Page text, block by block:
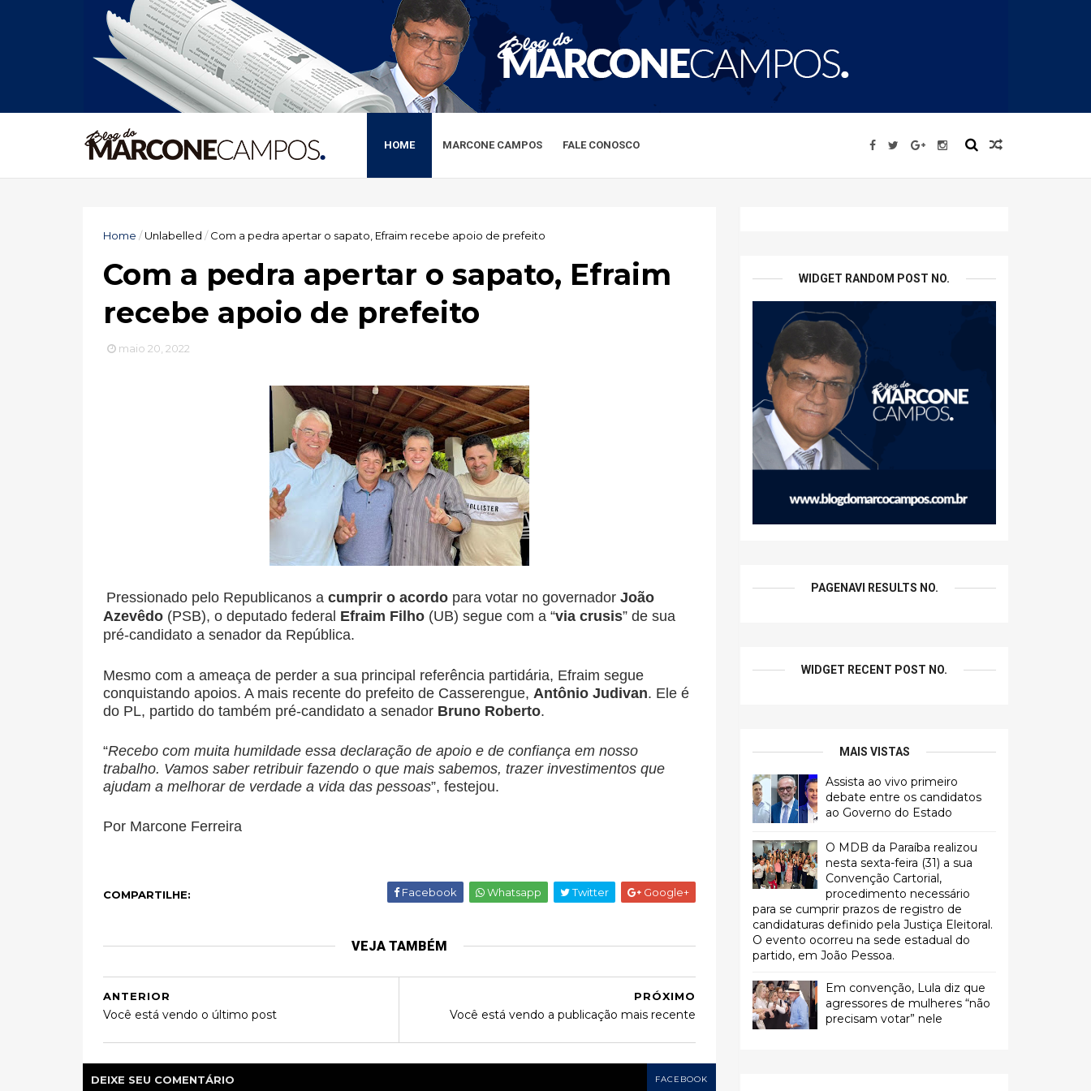
HOME MARCONE CAMPOS FALE CONOSCO
Home /Unlabelled / Com a pedra apertar o sapato, Efraim recebe apoio de prefeito
Com a pedra apertar o sapato, Efraim
recebe apoio de prefeito
maio 20, 2022
Pressionado pelo Republicanos a cumprir o acordo para votar no governador João
Azevêdo (PSB), o deputado federal Efraim Filho (UB) segue com a “via crusis” de sua
pré-candidato a senador da República.
Mesmo com a ameaça de perder a sua principal referência partidária, Efraim segue
conquistando apoios. A mais recente do prefeito de Casserengue, Antônio Judivan. Ele é
do PL, partido do também pré-candidato a senador Bruno Roberto.
“Recebo com muita humildade essa declaração de apoio e de confiança em nosso
trabalho. Vamos saber retribuir fazendo o que mais sabemos, trazer investimentos que
ajudam a melhorar de verdade a vida das pessoas”, festejou.
Por Marcone Ferreira
COMPARTILHE: Facebook Whatsapp Twitter Google+
VEJA TAMBÉM
PRÓXIMO
Você está vendo a publicação mais recente
ANTERIOR
Você está vendo o último post
DEIXE SEU COMENTÁRIO FACEBOOK
WIDGET RANDOM POST NO.
PAGENAVI RESULTS NO.
WIDGET RECENT POST NO.
MAIS VISTAS
Assista ao vivo primeiro
debate entre os candidatos
ao Governo do Estado
O MDB da Paraíba realizou
nesta sexta-feira (31) a sua
Convenção Cartorial,
procedimento necessário
para se cumprir prazos de registro de
candidaturas definido pela Justiça Eleitoral.
O evento ocorreu na sede estadual do
partido, em João Pessoa.
Em convenção, Lula diz que
agressores de mulheres “não
precisam votar” nele